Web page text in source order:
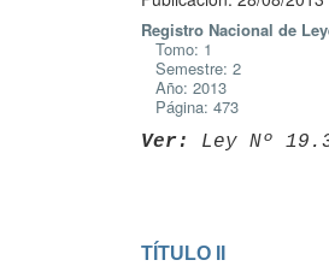
Registro Nacional de
Tomo: 1
Semestre: 2
Año: 2013
Página: 473
Ver: Ley Nº
TÍTULO II